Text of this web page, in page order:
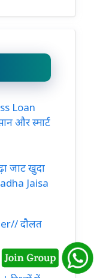
Loan
और स्मार्ट
जाट खुदा
Jaisa
दौलत